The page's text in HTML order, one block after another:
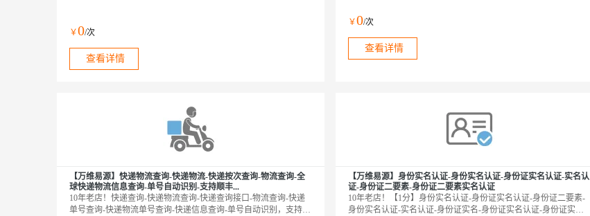
￥0/次
查看详情
￥0/次
查看详情
【万维易源】快递物流查询-快递物流-快递按次查询-物流查询-全
球快递物流信息查询-单号自动识别-支持顺丰...
10年老店！快递查询-快递物流查询-快递查询接口-物流查询-快递
单号查询-快递物流单号查询-快递信息查询-单号自动识别，支持国
【万维易源】身份实名认证-身份实名认证-身份证实名认证-实名认
证-身份证二要素-身份证二要素实名认证
10年老店！【1分】身份实名认证-身份证实名认证-身份证二要素-
身份实名认证-实名认证-身份证实名-身份证实名认证-身份证实名